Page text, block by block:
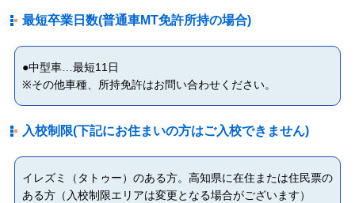
最短卒業日数(普通車MT免許所持の場合)
●中型車…最短11日
※その他車種、所持免許はお問い合わせください。
入校制限(下記にお住まいの方はご入校できません)
イレズミ（タトゥー）のある方。高知県に在住または住民票の
ある方（入校制限エリアは変更となる場合がございます）